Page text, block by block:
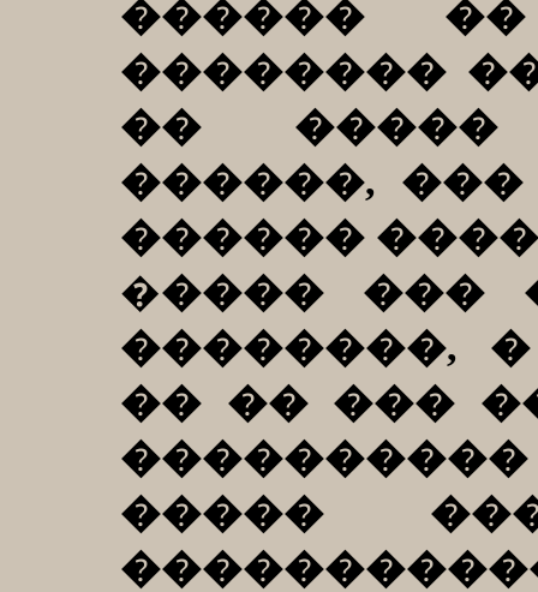
������
��������
�� �����
������,
������
����� ���
��������,
�� �� ���
�����